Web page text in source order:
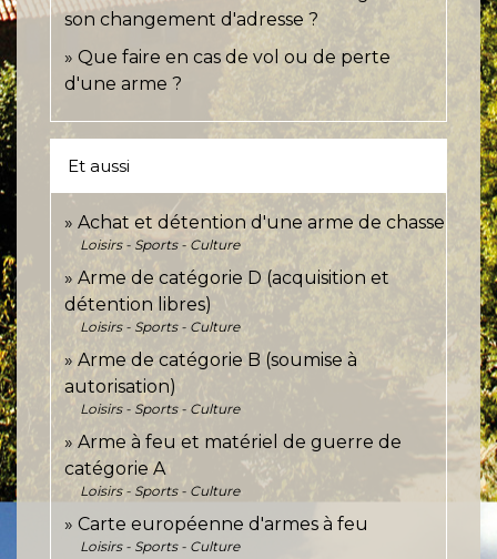
son changement d'adresse ?
Que faire en cas de vol ou de perte
d'une arme ?
Et aussi
Achat et détention d'une arme de chasse
Loisirs - Sports - Culture
Arme de catégorie D (acquisition et
détention libres)
Loisirs - Sports - Culture
Arme de catégorie B (soumise à
autorisation)
Loisirs - Sports - Culture
Arme à feu et matériel de guerre de
catégorie A
Loisirs - Sports - Culture
Carte européenne d'armes à feu
Loisirs - Sports - Culture